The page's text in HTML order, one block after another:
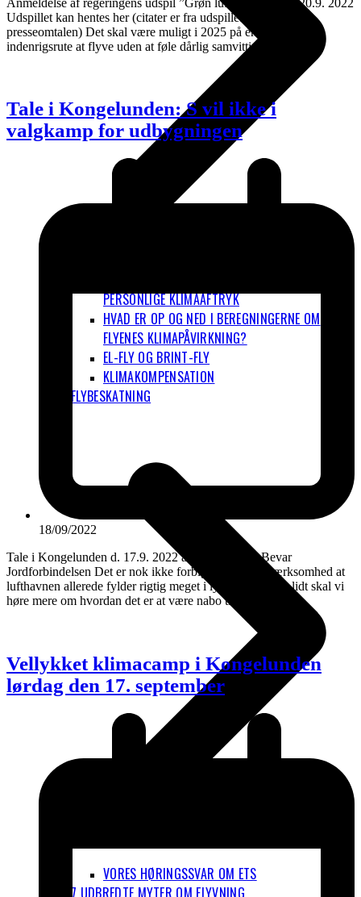
PERSONLIGE KLIMAAFTRYK
HVAD ER OP OG NED I BEREGNINGERNE OM
FLYENES KLIMAPÅVIRKNING?
EL-FLY OG BRINT-FLY
KLIMAKOMPENSATION
FLYBESKATNING
VORES HØRINGSSVAR OM ETS
7 UDBREDTE MYTER OM FLYVNING
Udspillet kan hentes her (citater er fra udspillet eller fra
presseomtalen) Det skal være muligt i 2025 på én dansk
indenrigsrute at flyve uden at føle dårlig samvittighed ved at…
Tale i Kongelunden: S vil ikke i
valgkamp for udbygningen
18/09/2022
Tale i Kongelunden d. 17.9. 2022 af Poul Kattler, Bevar
Jordforbindelsen Det er nok ikke forbigået jeres opmærksomhed at
lufthavnen allerede fylder rigtig meget i lydbilledet. Om lidt skal vi
høre mere om hvordan det er at være nabo til…
Vellykket klimacamp i Kongelunden
lørdag den 17. september